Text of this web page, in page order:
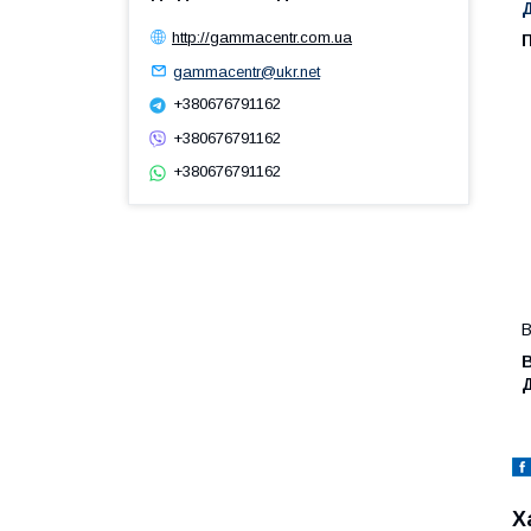
http://gammacentr.com.ua
gammacentr@ukr.net
+380676791162
+380676791162
+380676791162